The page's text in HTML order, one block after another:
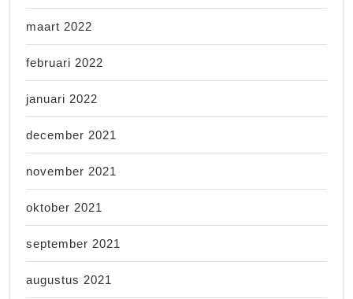
maart 2022
februari 2022
januari 2022
december 2021
november 2021
oktober 2021
september 2021
augustus 2021